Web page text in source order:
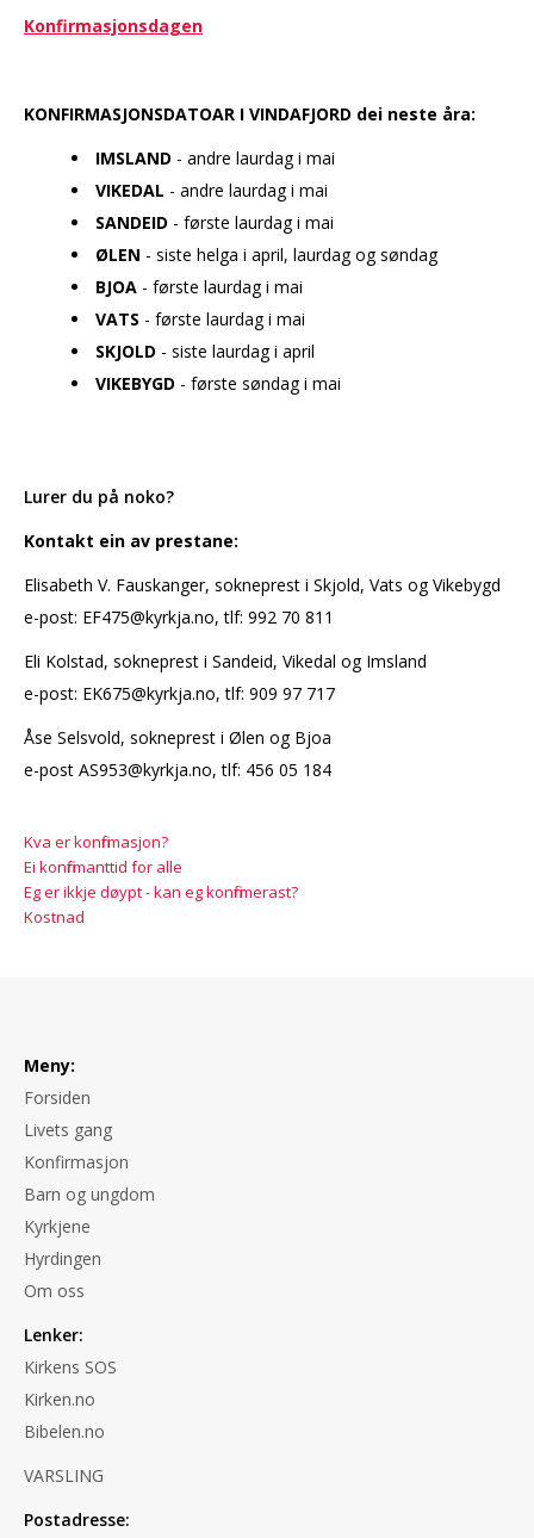
Konfirmasjonsdagen
KONFIRMASJONSDATOAR I VINDAFJORD dei neste åra:
IMSLAND - andre laurdag i mai
VIKEDAL - andre laurdag i mai
SANDEID - første laurdag i mai
ØLEN - siste helga i april, laurdag og søndag
BJOA - første laurdag i mai
VATS - første laurdag i mai
SKJOLD - siste laurdag i april
VIKEBYGD - første søndag i mai
Lurer du på noko?
Kontakt ein av prestane:
Elisabeth V. Fauskanger, sokneprest i Skjold, Vats og Vikebygd
e-post: EF475@kyrkja.no, tlf: 992 70 811
Eli Kolstad, sokneprest i Sandeid, Vikedal og Imsland
e-post: EK675@kyrkja.no, tlf: 909 97 717
Åse Selsvold, sokneprest i Ølen og Bjoa
e-post AS953@kyrkja.no, tlf: 456 05 184
Kva er konfirmasjon?
Ei konfirmanttid for alle
Eg er ikkje døypt - kan eg konfirmerast?
Kostnad
Meny:
Forsiden
Livets gang
Konfirmasjon
Barn og ungdom
Kyrkjene
Hyrdingen
Om oss
Lenker:
Kirkens SOS
Kirken.no
Bibelen.no
VARSLING
Postadresse: